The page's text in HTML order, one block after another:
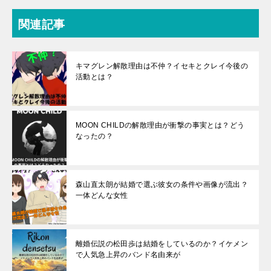
関連記事
キマグレン解散理由は不仲？イセキとクレイ今後の
活動とは？
MOON CHILDの解散理由が衝撃の事実とは？どう
なったの？
森山直太朗が結婚で選ぶ彼女の条件や画像が流出？
一体どんな女性
離婚伝説の松田歩は結婚をしているのか？イケメン
で人気急上昇のバンド名由来が